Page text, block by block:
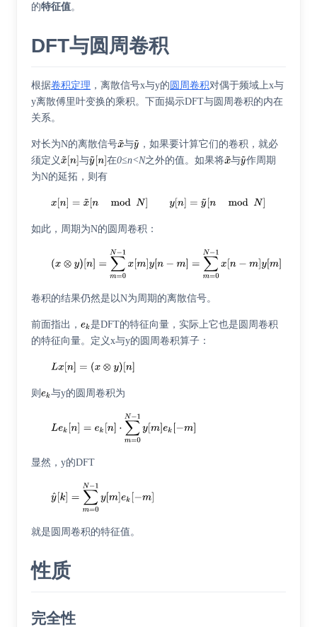
的特征值。
DFT与圆周卷积
根据卷积定理 ，离散信号x与y的圆周卷积对偶于频域上x与
y离散傅里叶变换的乘积。下面揭示DFT与圆周卷积的内在
关系。
对长为N的离散信号 与
，如果要计算它们的卷积，就必
须定义
与 在0≤n<N之外的值。如果将 与 作周期
为N的延拓，则有
如此，周期为N的圆周卷积：
卷积的结果仍然是以N为周期的离散信号。
前面指出，
是DFT的特征向量，实际上它也是圆周卷积
的特征向量。定义x与y的圆周卷积算子：
则 与y的圆周卷积为
显然，y的DFT
就是圆周卷积的特征值。
性质
完全性